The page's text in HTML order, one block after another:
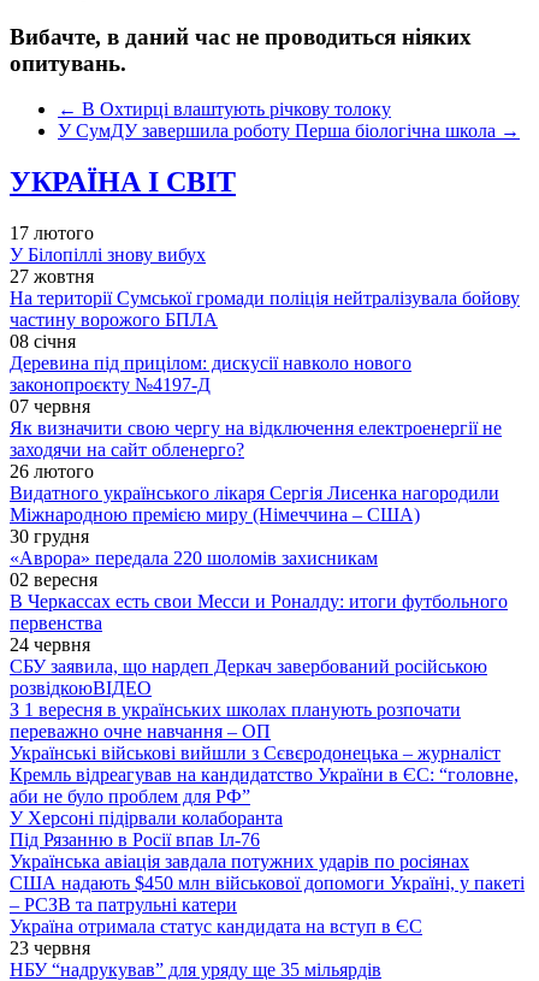
Вибачте, в даний час не проводиться ніяких
опитувань.
← В Охтирці влаштують річкову толоку
У СумДУ завершила роботу Перша біологічна школа →
УКРАЇНА І СВІТ
17 лютого
У Білопіллі знову вибух
27 жовтня
На території Сумської громади поліція нейтралізувала бойову
частину ворожого БПЛА
08 січня
Деревина під прицілом: дискусії навколо нового
законопроєкту №4197-Д
07 червня
Як визначити свою чергу на відключення електроенергії не
заходячи на сайт обленерго?
26 лютого
Видатного українського лікаря Сергія Лисенка нагородили
Міжнародною премією миру (Німеччина – США)
30 грудня
«Аврора» передала 220 шоломів захисникам
02 вересня
В Черкассах есть свои Месси и Роналду: итоги футбольного
первенства
24 червня
СБУ заявила, що нардеп Деркач завербований російською
розвідкоюВІДЕО
З 1 вересня в українських школах планують розпочати
переважно очне навчання – ОП
Українські військові вийшли з Сєвєродонецька – журналіст
Кремль відреагував на кандидатство України в ЄС: “головне,
аби не було проблем для РФ”
У Херсоні підірвали колаборанта
Під Рязанню в Росії впав Іл-76
Українська авіація завдала потужних ударів по росіянах
США надають $450 млн військової допомоги Україні, у пакеті
– РСЗВ та патрульні катери
Україна отримала статус кандидата на вступ в ЄС
23 червня
НБУ “надрукував” для уряду ще 35 мільярдів